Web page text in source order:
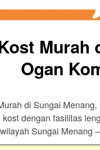
Murah
Ogan
di Sungai
dengan fasilitas
Sungai Menang